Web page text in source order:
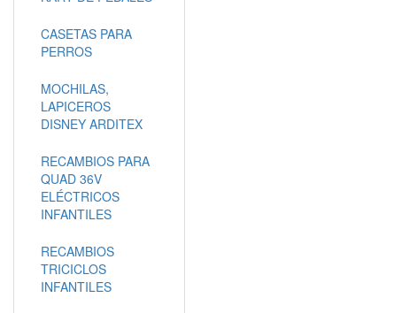
CASETAS PARA
PERROS
MOCHILAS,
LAPICEROS
DISNEY ARDITEX
RECAMBIOS PARA
QUAD 36V
ELÉCTRICOS
INFANTILES
RECAMBIOS
TRICICLOS
INFANTILES